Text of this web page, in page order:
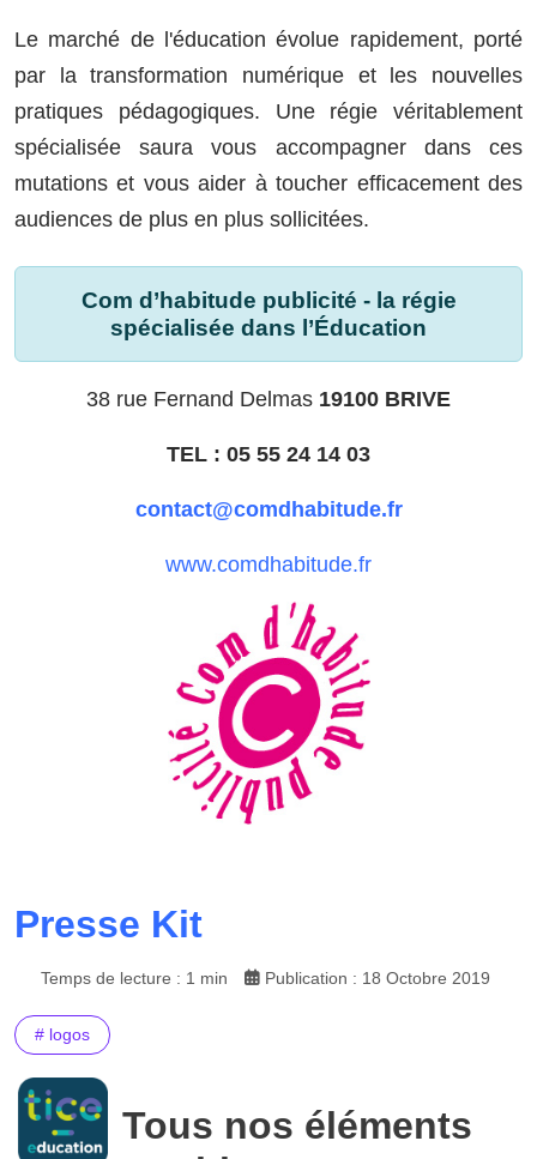
Le marché de l'éducation évolue rapidement, porté
par la transformation numérique et les nouvelles
pratiques pédagogiques. Une régie véritablement
spécialisée saura vous accompagner dans ces
mutations et vous aider à toucher efficacement des
audiences de plus en plus sollicitées.
Com d’habitude publicité - la régie
spécialisée dans l’Éducation
38 rue Fernand Delmas 19100 BRIVE
TEL : 05 55 24 14 03
contact@comdhabitude.fr
www.comdhabitude.fr
Presse Kit
Temps de lecture : 1 min Publication : 18 Octobre 2019
# logos
Tous nos éléments